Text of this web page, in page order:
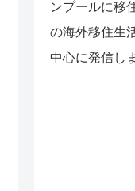
ンプールに移
の海外移住生
中心に発信し